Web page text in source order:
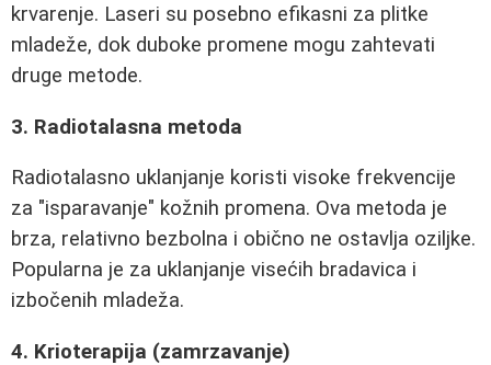
krvarenje. Laseri su posebno efikasni za plitke
mladeže, dok duboke promene mogu zahtevati
druge metode.
3. Radiotalasna metoda
Radiotalasno uklanjanje koristi visoke frekvencije
za "isparavanje" kožnih promena. Ova metoda je
brza, relativno bezbolna i obično ne ostavlja oziljke.
Popularna je za uklanjanje visećih bradavica i
izbočenih mladeža.
4. Krioterapija (zamrzavanje)